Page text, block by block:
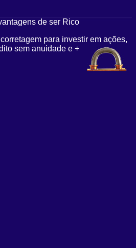
de ser Rico
para investir em ações,
sem anuidade e +